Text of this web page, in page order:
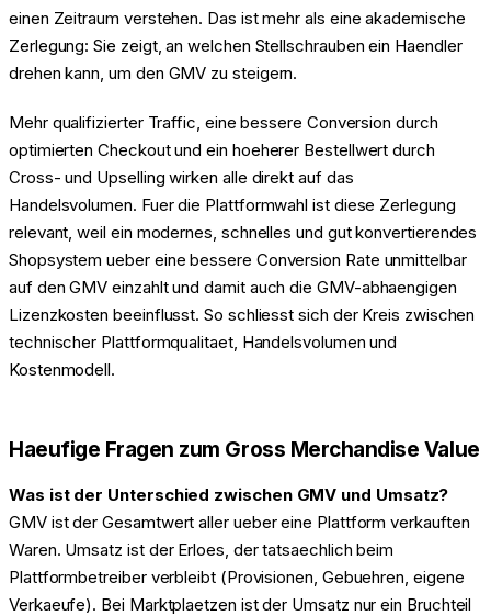
einen Zeitraum verstehen. Das ist mehr als eine akademische
Zerlegung: Sie zeigt, an welchen Stellschrauben ein Haendler
drehen kann, um den GMV zu steigern.
Mehr qualifizierter Traffic, eine bessere Conversion durch
optimierten Checkout und ein hoeherer Bestellwert durch
Cross- und Upselling wirken alle direkt auf das
Handelsvolumen. Fuer die Plattformwahl ist diese Zerlegung
relevant, weil ein modernes, schnelles und gut konvertierendes
Shopsystem ueber eine bessere Conversion Rate unmittelbar
auf den GMV einzahlt und damit auch die GMV-abhaengigen
Lizenzkosten beeinflusst. So schliesst sich der Kreis zwischen
technischer Plattformqualitaet, Handelsvolumen und
Kostenmodell.
Haeufige Fragen zum Gross Merchandise Value
Was ist der Unterschied zwischen GMV und Umsatz?
GMV ist der Gesamtwert aller ueber eine Plattform verkauften
Waren. Umsatz ist der Erloes, der tatsaechlich beim
Plattformbetreiber verbleibt (Provisionen, Gebuehren, eigene
Verkaeufe). Bei Marktplaetzen ist der Umsatz nur ein Bruchteil